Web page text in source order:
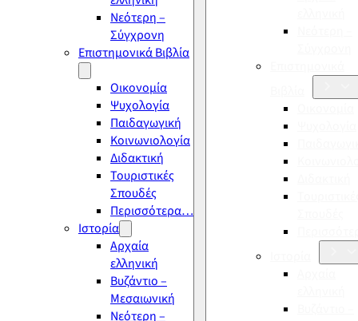
Νεότερη –
Σύγχρονη
Επιστημονικά Βιβλία
Οικονομία
Ψυχολογία
Παιδαγωγική
Κοινωνιολογία
Διδακτική
Τουριστικές
Σπουδές
Περισσότερα…
Ιστορία
Αρχαία
ελληνική
Βυζάντιο –
Μεσαιωνική
Νεότερη –